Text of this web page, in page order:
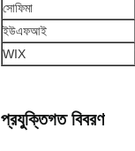
সোফিমা
ইউএফআই
WIX
প্রযুক্তিগত বিবরণ